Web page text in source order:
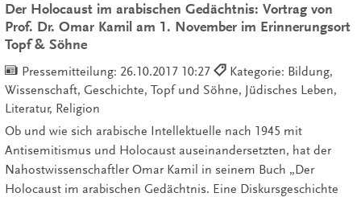
Der Holocaust im arabischen Gedächtnis: Vortrag von
Prof. Dr. Omar Kamil am 1. November im Erinnerungsort
Topf & Söhne
Pressemitteilung: 26.10.2017 10:27
Kategorie: Bildung,
Wissenschaft, Geschichte, Topf und Söhne, Jüdisches Leben,
Literatur, Religion
Ob und wie sich arabische Intellektuelle nach 1945 mit
Antisemitismus und Holocaust auseinandersetzten, hat der
Nahostwissenschaftler Omar Kamil in seinem Buch „Der
Holocaust im arabischen Gedächtnis. Eine Diskursgeschichte